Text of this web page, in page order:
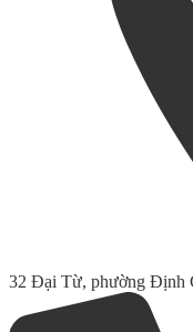
32 Đại Từ, phường Định